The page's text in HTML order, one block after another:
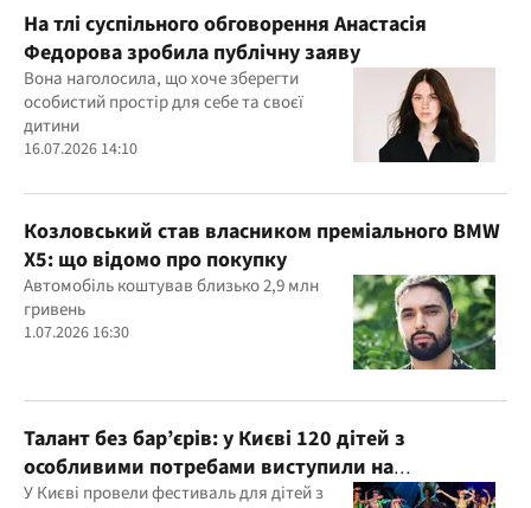
На тлі суспільного обговорення Анастасія
Федорова зробила публічну заяву
Вона наголосила, що хоче зберегти
особистий простір для себе та своєї
дитини
16.07.2026 14:10
Козловський став власником преміального BMW
X5: що відомо про покупку
Автомобіль коштував близько 2,9 млн
гривень
1.07.2026 16:30
Талант без бар’єрів: у Києві 120 дітей з
особливими потребами виступили на
всеукраїнському фестивалі
У Києві провели фестиваль для дітей з